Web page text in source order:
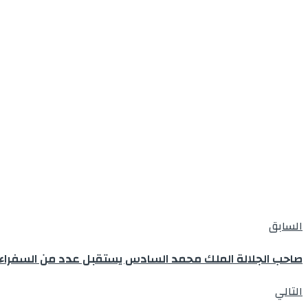
السابق
صاحب الجلالة الملك محمد السادس يستقبل عدد من السفراء
التالي